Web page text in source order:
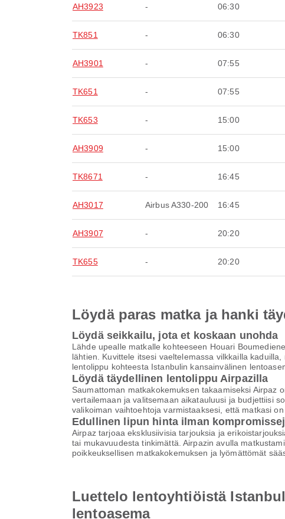
AH3923 - 06:30
TK851 - 06:30
AH3901 - 07:55
TK651 - 07:55
TK653 - 15:00
AH3909 - 15:00
TK8671 - 16:45
AH3017 Airbus A330-200 16:45
AH3907 - 20:20
TK655 - 20:20
Löydä paras matka ja hanki
Löydä seikkailu, jota et koskaan unohda
Lähde upealle matkalle kohteeseen Houari
lähtien. Kuvittele itsesi vaeltelemassa vilkkailla
lentolippu kohteesta Istanbulin kansainvälinen
Löydä täydellinen lentolippu Airpazilla
Saumattoman matkakokemuksen takaamiseksi Airpaz
vertailemaan ja valitsemaan aikatauluusi ja budjettiisi
valikoiman vaihtoehtoja varmistaaksesi, että matkasi
Edullinen lipun hinta ilman
Airpaz tarjoaa eksklusiivisia tarjouksia ja
tai mukavuudesta tinkimättä. Airpazin avulla
poikkeuksellisen matkakokemuksen ja lyömättömät
Luettelo lentoyhtiöistä
lentoasema